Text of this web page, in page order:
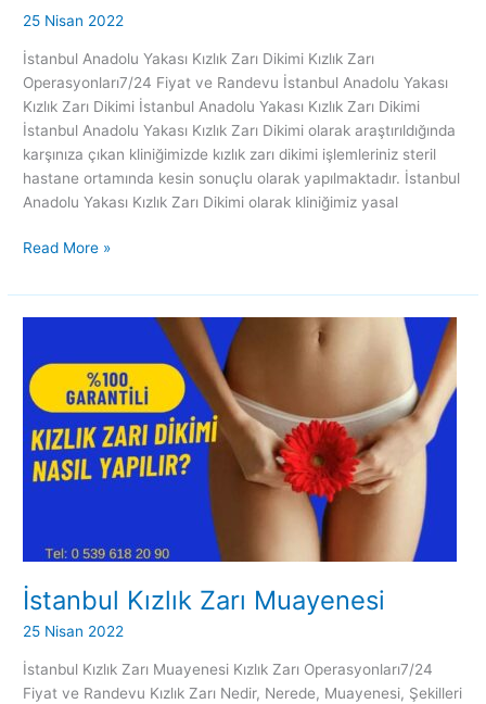
25 Nisan 2022
İstanbul Anadolu Yakası Kızlık Zarı Dikimi Kızlık Zarı
Operasyonları7/24 Fiyat ve Randevu İstanbul Anadolu Yakası
Kızlık Zarı Dikimi İstanbul Anadolu Yakası Kızlık Zarı Dikimi
İstanbul Anadolu Yakası Kızlık Zarı Dikimi olarak araştırıldığında
karşınıza çıkan kliniğimizde kızlık zarı dikimi işlemleriniz steril
hastane ortamında kesin sonuçlu olarak yapılmaktadır. İstanbul
Anadolu Yakası Kızlık Zarı Dikimi olarak kliniğimiz yasal
Read More »
İstanbul Kızlık Zarı Muayenesi
25 Nisan 2022
İstanbul Kızlık Zarı Muayenesi Kızlık Zarı Operasyonları7/24
Fiyat ve Randevu Kızlık Zarı Nedir, Nerede, Muayenesi, Şekilleri
Zarı
Muayenesi